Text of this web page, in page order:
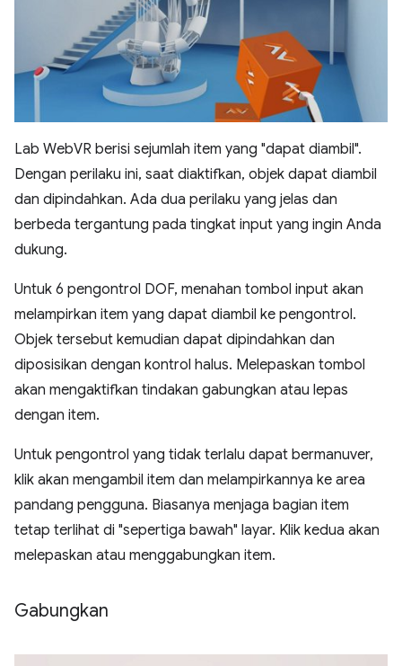
Lab WebVR berisi sejumlah item yang "dapat diambil".
Dengan perilaku ini, saat diaktifkan, objek dapat diambil
dan dipindahkan. Ada dua perilaku yang jelas dan
berbeda tergantung pada tingkat input yang ingin Anda
dukung.
Untuk 6 pengontrol DOF, menahan tombol input akan
melampirkan item yang dapat diambil ke pengontrol.
Objek tersebut kemudian dapat dipindahkan dan
diposisikan dengan kontrol halus. Melepaskan tombol
akan mengaktifkan tindakan gabungkan atau lepas
dengan item.
Untuk pengontrol yang tidak terlalu dapat bermanuver,
klik akan mengambil item dan melampirkannya ke area
pandang pengguna. Biasanya menjaga bagian item
tetap terlihat di "sepertiga bawah" layar. Klik kedua akan
melepaskan atau menggabungkan item.
Gabungkan